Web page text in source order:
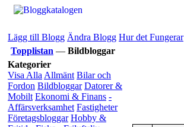
Lägg till Blogg Ändra Blogg Hur det Fungerar
Topplistan — Bildbloggar
Kategorier
Visa Alla Allmänt Bilar och
Fordon Bildbloggar Datorer &
Mobilt Ekonomi & Finans -
Affärsverksamhet Fastigheter
Företagsbloggar Hobby &